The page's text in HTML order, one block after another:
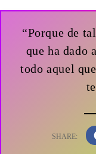
“Porque de
que ha dado
todo aquel